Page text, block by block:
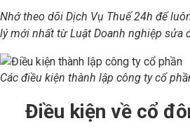
Nhớ theo dõi Dịch Vụ Thuế 24h để
lý mới nhất từ Luật Doanh nghiệp sửa
Các điều kiện thành lập công ty cổ
Điều kiện về cổ